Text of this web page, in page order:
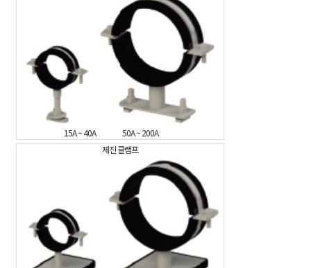
15A ~ 40A
50A ~ 200A
제진 클램프